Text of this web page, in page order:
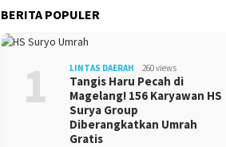
BERITA POPULER
1 LINTAS DAERAH 260 views
Tangis Haru Pecah di
Magelang! 156 Karyawan HS
Surya Group
Diberangkatkan Umrah
Gratis